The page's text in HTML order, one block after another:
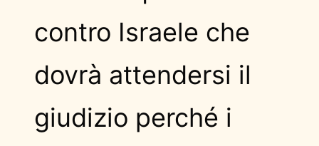
contro Israele che
dovrà attendersi il
giudizio perché i